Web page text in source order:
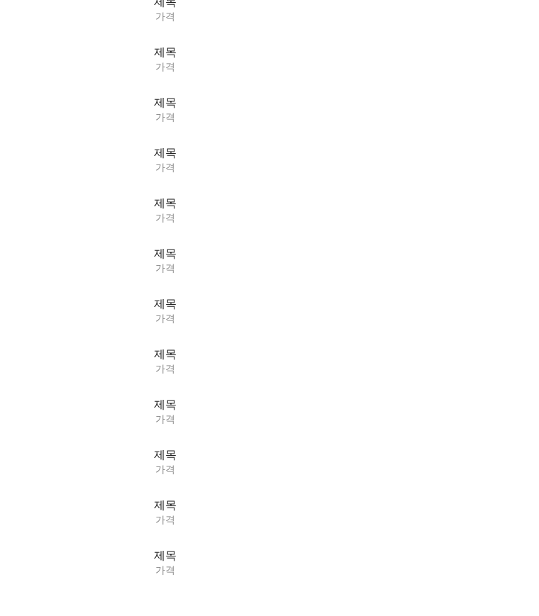
가격
제목
가격
제목
가격
제목
가격
제목
가격
제목
가격
제목
가격
제목
가격
제목
가격
제목
가격
제목
가격
제목
가격